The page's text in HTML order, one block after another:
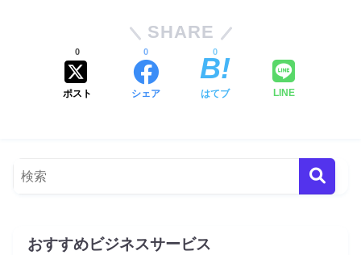
SHARE
ポスト
0
シェア
0
はてブ
0
LINE
おすすめビジネスサービス